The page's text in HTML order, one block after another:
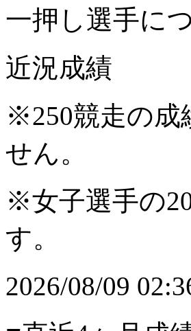
一押し選手に
近況成績
※250競走の成
せん。
※女子選手の
す。
2026/08/09